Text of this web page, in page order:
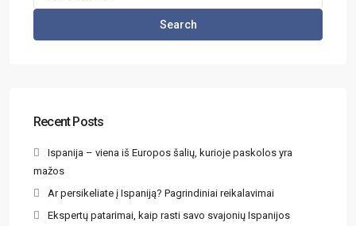
Search
Recent Posts
Ispanija – viena iš Europos šalių, kurioje paskolos yra
mažos
Ar persikeliate į Ispaniją? Pagrindiniai reikalavimai
Ekspertų patarimai, kaip rasti savo svajonių Ispanijos